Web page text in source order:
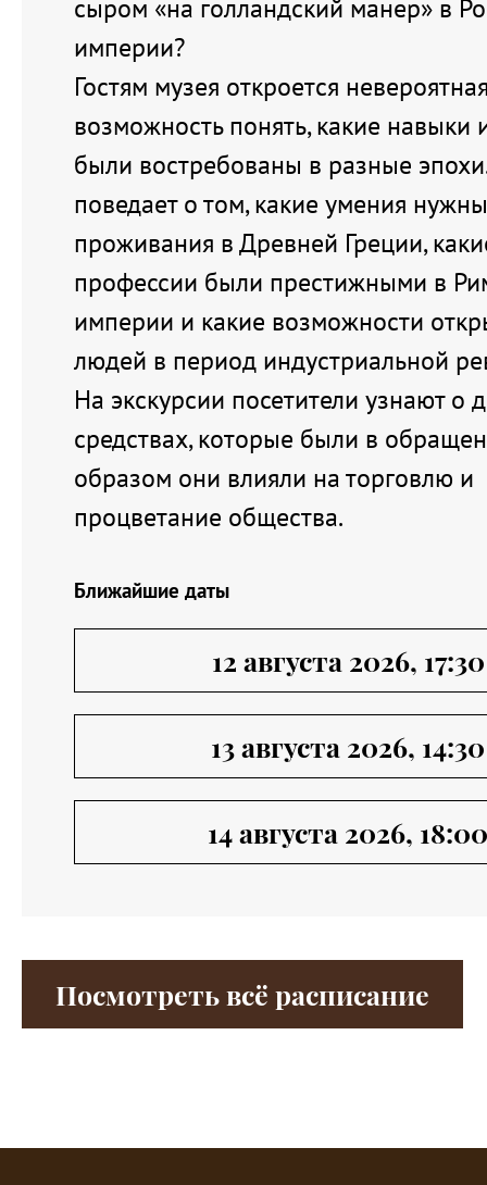
сыром «на голландский манер» в
империи?
Гостям музея откроется
возможность понять, какие навыки
были востребованы в разные
поведает о том, какие умения
проживания в Древней Греции,
профессии были престижными в
империи и какие возможности
людей в период индустриальной
На экскурсии посетители узнают о
средствах, которые были в
образом они влияли на торговлю и
процветание общества.
Ближайшие даты
12 августа 2026, 17:30
13 августа 2026, 14:30
14 августа 2026, 18:00
Посмотреть всё расписание